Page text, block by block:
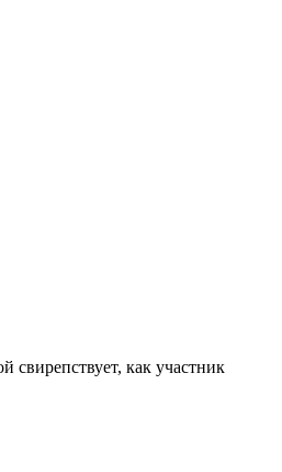
как участник